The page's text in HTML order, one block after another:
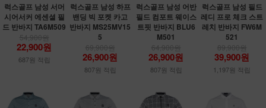
럭스골프 남성 서머
시어서커 에센셜 필
드 반바지 TA6M509
22,900원
687원 적립
럭스골프 남성 하프
밴딩 빅 포켓 카고
반바지 MS25MV15
5
26,900원
807원 적립
럭스골프 남성 어반
필드 컴포트 웨이스
트핏 반바지 BLU6
M501
26,900원
807원 적립
럭스골프 남성 필드
레디 프로 체크 스트
레치 반바지 FW6M
521
39,900원
1,197원 적립